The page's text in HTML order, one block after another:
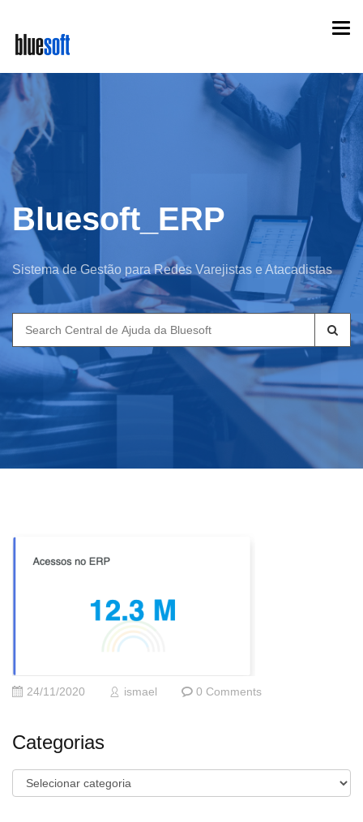
main
content
Bluesoft_ERP
Sistema de Gestão para Redes Varejistas e Atacadistas
Search
for:
24/11/2020 ismael 0 Comments
Categorias
Categorias